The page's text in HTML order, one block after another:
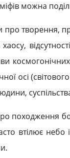
можна
про творення,
осі
походження
втілює